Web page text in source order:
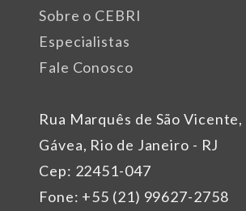
Rua Marquês de São Vicente,
Gávea, Rio de Janeiro - RJ
Cep: 22451-047
Fone: +55 (21) 99627-2758
Sobre o CEBRI
Especialistas
Fale Conosco